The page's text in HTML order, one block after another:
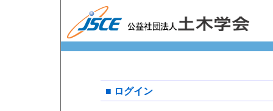
■ ログイン